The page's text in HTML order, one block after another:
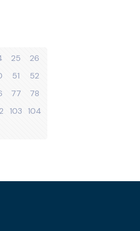
25
26
51
52
77
78
103
104